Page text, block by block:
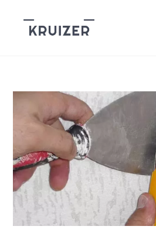
content